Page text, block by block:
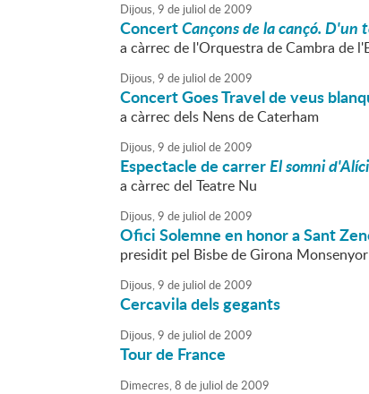
Dijous,9 de juliol de2009
ConcertCançons de la cançó. D'un
a càrrec de l'Orquestra de Cambra de
Dijous,9 de juliol de2009
Concert Goes Travel de veus
a càrrec dels Nens de Caterham
Dijous,9 de juliol de2009
Espectacle de carrerEl somni
a càrrec del Teatre Nu
Dijous,9 de juliol de2009
Ofici Solemne en honor a Sant
presidit pel Bisbe de Girona
Dijous,9 de juliol de2009
Cercavila dels gegants
Dijous,9 de juliol de2009
Tour de France
Dimecres,8 de juliol de2009